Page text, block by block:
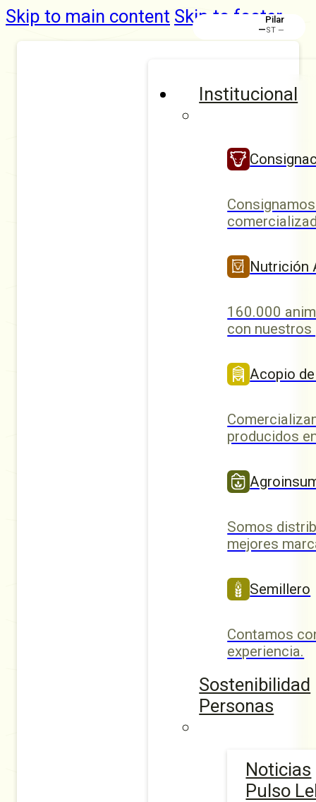
Skip to main content Skip to footer
Institucional
Nutrición
160.000
con
Acopio
producidos
Somos
mejores
Semillero
Contamos
experiencia.
Sostenibilidad
Personas
Noticias
Pulso
Rafaela